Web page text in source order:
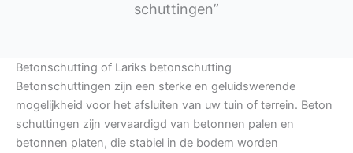
schuttingen”
Betonschutting of Lariks betonschutting
Betonschuttingen zijn een sterke en geluidswerende
mogelijkheid voor het afsluiten van uw tuin of terrein. Beton
schuttingen zijn vervaardigd van betonnen palen en
betonnen platen, die stabiel in de bodem worden